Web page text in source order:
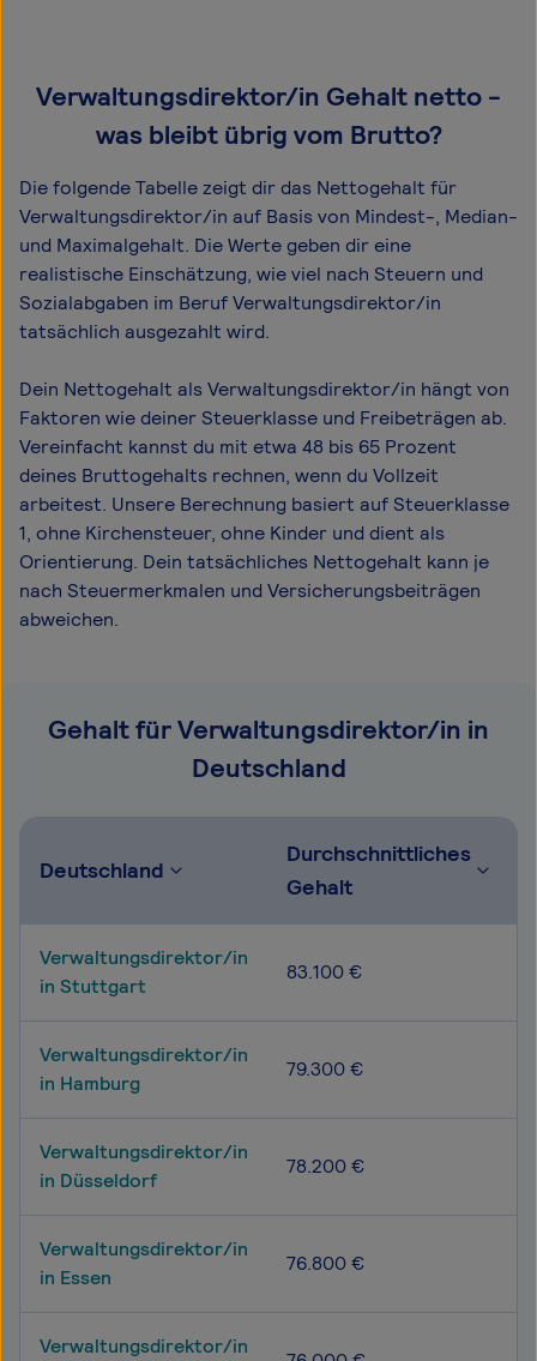
Verwaltungsdirektor/in Gehalt netto -
was bleibt übrig vom Brutto?
Die folgende Tabelle zeigt dir das Netto­gehalt für
Verwaltungsdirektor/in auf Basis von Mindest-, Median-
und Maximal­gehalt. Die Werte geben dir eine
realistische Einschätzung, wie viel nach Steuern und
Sozialabgaben im Beruf Verwaltungsdirektor/in
tatsächlich ausgezahlt wird.
Dein Nettogehalt als Verwaltungsdirektor/in hängt von
Faktoren wie deiner Steuerklasse und Freibeträgen ab.
Vereinfacht kannst du mit etwa 48 bis 65 Prozent
deines Bruttogehalts rechnen, wenn du Vollzeit
arbeitest. Unsere Berechnung basiert auf Steuerklasse
1, ohne Kirchensteuer, ohne Kinder und dient als
Orientierung. Dein tatsächliches Nettogehalt kann je
nach Steuermerkmalen und Versicherungsbeiträgen
abweichen.
Gehalt für Verwaltungsdirektor/in in
Deutschland
Deutschland
Durchschnittliches
Gehalt
Verwaltungsdirektor/in
in Stuttgart
83.100 €
Verwaltungsdirektor/in
in Hamburg
79.300 €
Verwaltungsdirektor/in
in Düsseldorf
78.200 €
Verwaltungsdirektor/in
in Essen
76.800 €
Verwaltungsdirektor/in